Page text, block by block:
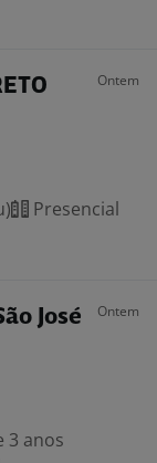
Ontem
Presencial
José
Ontem
3 anos